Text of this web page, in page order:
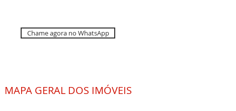
Chame agora no WhatsApp
MAPA GERAL DOS IMÓVEIS